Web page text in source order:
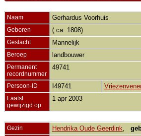
Naam Gerhardus Voorhuis
Geboren ( ca. 1808)
Geslacht Mannelijk
Beroep landbouwer
Permanent
recordnummer
49741
Persoon-ID I49741
Laatst
gewijzigd op
1 apr 2003
Gezin Hendrika Oude Geerdink